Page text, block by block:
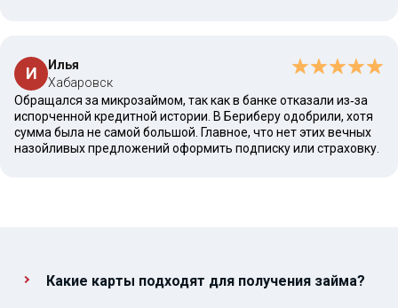
И
Илья
Хабаровск
Обращался за микрозаймом, так как в банке отказали из‑за
испорченной кредитной истории. В Бериберу одобрили, хотя
сумма была не самой большой. Главное, что нет этих вечных
назойливых предложений оформить подписку или страховку.
Какие карты подходят для получения займа?